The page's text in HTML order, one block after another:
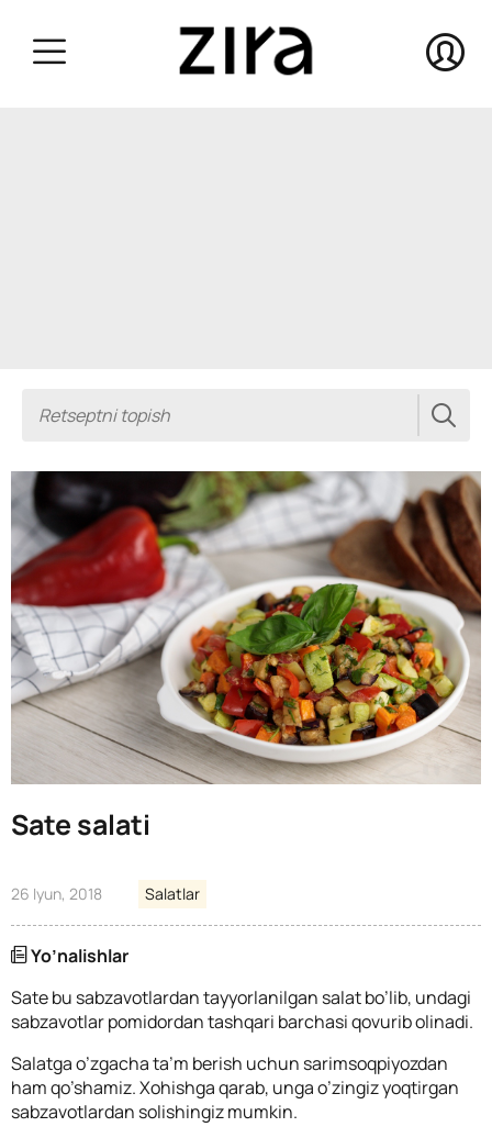
Sate salati
26 Iyun, 2018 Salatlar
Yo’nalishlar
Sate bu sabzavotlardan tayyorlanilgan salat bo’lib, undagi
sabzavotlar pomidordan tashqari barchasi qovurib olinadi.
Salatga o’zgacha ta’m berish uchun sarimsoqpiyozdan
ham qo’shamiz. Xohishga qarab, unga o’zingiz yoqtirgan
sabzavotlardan solishingiz mumkin.